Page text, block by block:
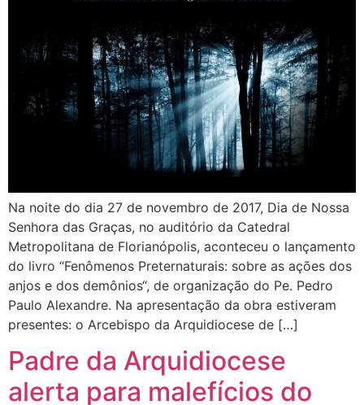
Na noite do dia 27 de novembro de 2017, Dia de Nossa
Senhora das Graças, no auditório da Catedral
Metropolitana de Florianópolis, aconteceu o lançamento
do livro “Fenômenos Preternaturais: sobre as ações dos
anjos e dos demônios“, de organização do Pe. Pedro
Paulo Alexandre. Na apresentação da obra estiveram
presentes: o Arcebispo da Arquidiocese de […]
Padre da Arquidiocese
alerta para malefícios do